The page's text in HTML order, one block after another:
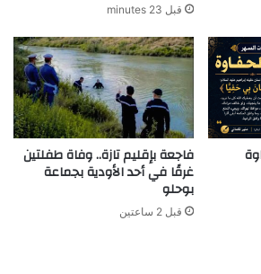
قبل 23 minutes
فاجعة بإقليم تازة.. وفاة طفلتين
غرقًا في أحد الأودية بجماعة
بوحلو
قبل 2 ساعتين